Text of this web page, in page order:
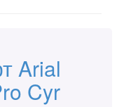
Arial
Cyr